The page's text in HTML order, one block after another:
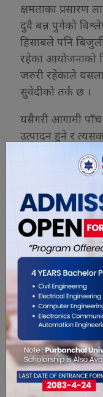
क्षमताका प्रसारण
दुवै बन्न पुगेको
हिसाबले पनि
रहेका आयोजनाको
जरुरी रहेकाले
सुवेदीको तर्क छ ।
यसैगरी आगामी पाँच
उत्पादन हुने र
पश्चिम ४००, २२०,
लाइन तथा
आवश्यक पर्नेछ ।
आगामी पाँच वर्षमा
भएको खण्डमा
हाराहारीमा
५० अर्बका दरले
सरकारको हाल
तेब्बरले बढी हुन
आगामी पाँच
बनेको खण्डमा
र आयोजना
जनाका दरले